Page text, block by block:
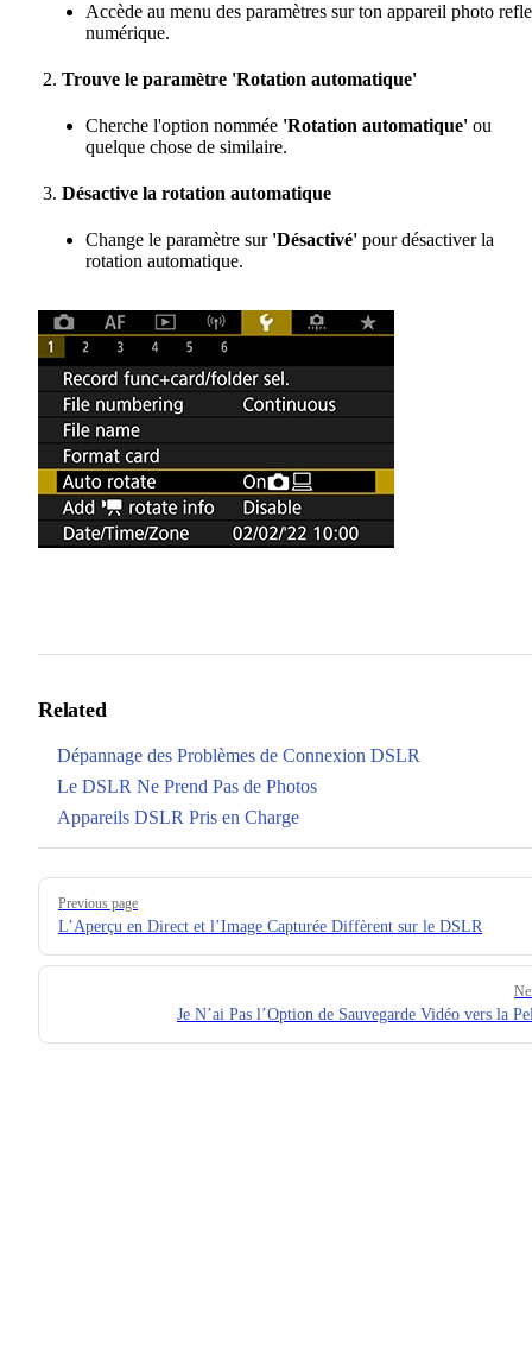
Accède au menu des paramètres sur ton appareil photo
numérique.
Trouve le paramètre 'Rotation automatique'
Cherche l'option nommée 'Rotation automatique' ou
quelque chose de similaire.
Désactive la rotation automatique
Change le paramètre sur 'Désactivé' pour désactiver la
rotation automatique.
Related
Dépannage des Problèmes de Connexion DSLR
Le DSLR Ne Prend Pas de Photos
Appareils DSLR Pris en Charge
Pager
Previous page
L’Aperçu en Direct et l’Image Capturée Diffèrent sur le DSLR
Je N’ai Pas l’Option de Sauvegarde Vidéo vers la